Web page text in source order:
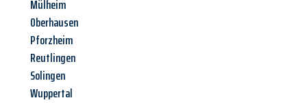
Mülheim
Oberhausen
Pforzheim
Reutlingen
Solingen
Wuppertal